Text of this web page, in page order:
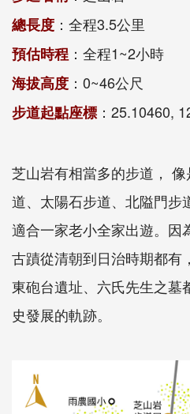
總長度 ：全程3.5公里
預估時程 ：全程1~2小時
海拔高度 ：0~46公尺
步道起點座標 ：25.10460,
芝山岩有相當多的步道，
道、太陽石步道、北隘門步
適合一家老小全家出遊。因
古蹟從清朝到日治時期都有
東砲台遺址、六氏先生之墓
史發展的軌跡。